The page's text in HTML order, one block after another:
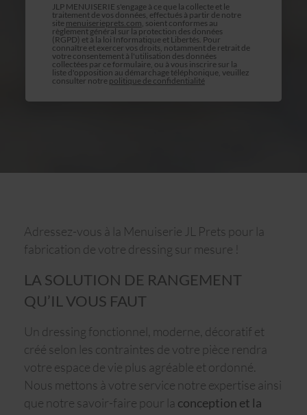
JLP MENUISERIE s'engage à ce que la collecte et le
traitement de vos données, effectués à partir de notre
site menuiserieprets.com , soient conformes au
règlement général sur la protection des données
(RGPD) et à la loi Informatique et Libertés. Pour
connaître et exercer vos droits, notamment de retrait de
votre consentement à l'utilisation des données
collectées par ce formulaire, ou à vous inscrire sur la
liste d'opposition au démarchage téléphonique, veuillez
consulter notre politique de confidentialité
Adressez-vous à la Menuiserie JL Prets pour la
fabrication de votre dressing sur mesure !
LA SOLUTION DE RANGEMENT
QU’IL VOUS FAUT
Un dressing fonctionnel, moderne, décoratif et
créé selon les contraintes de votre pièce rendra
votre espace de vie plus agréable et ordonné.
Nous mettons à votre service notre expertise ainsi
que notre savoir-faire pour la conception et la